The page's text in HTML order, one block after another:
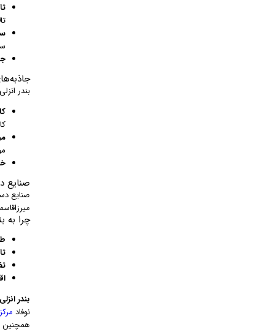
بندر
صنایع
صنایع
چرا به
بندر
نوفاد
همچنین